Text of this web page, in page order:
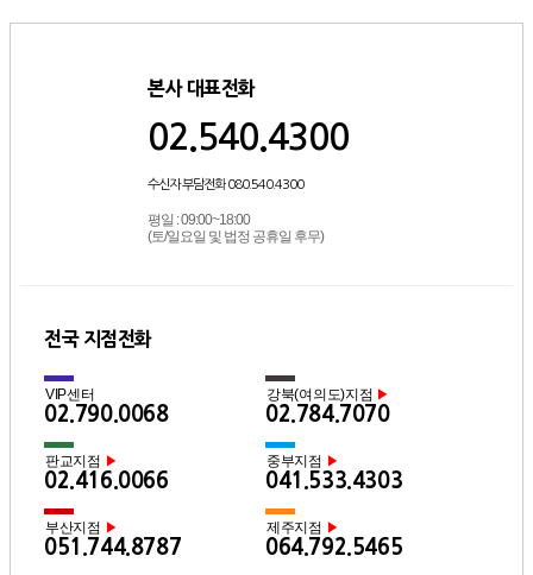
본사 대표전화
02.540.4300
수신자 부담전화 080.540.4300
평일 : 09:00~18:00
(토/일요일 및 법정 공휴일 후무)
전국 지점전화
VIP센터
02.790.0068
강북(여의도)지점 ▶
02.784.7070
판교지점 ▶
02.416.0066
중부지점 ▶
041.533.4303
부산지점 ▶
051.744.8787
제주지점 ▶
064.792.5465